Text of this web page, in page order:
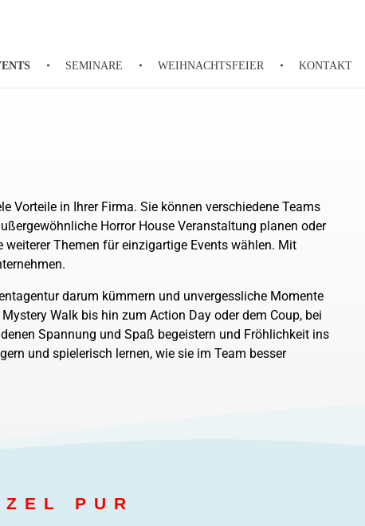
SEMINARE WEIHNACHTSFEIER KONTAKT
Vorteile in Ihrer Firma. Sie können verschiedene Teams
Horror House Veranstaltung planen oder
Themen für einzigartige Events wählen. Mit
darum kümmern und unvergessliche Momente
Walk bis hin zum Action Day oder dem Coup, bei
Spannung und Spaß begeistern und Fröhlichkeit ins
und spielerisch lernen, wie sie im Team besser
PUR